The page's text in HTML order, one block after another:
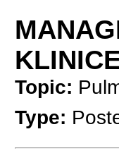
Topic:
Type: